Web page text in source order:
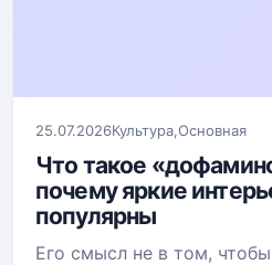
25.07.2026Культура,Основная
Что такое
почему яркие
популярны
Его смысл не в том,